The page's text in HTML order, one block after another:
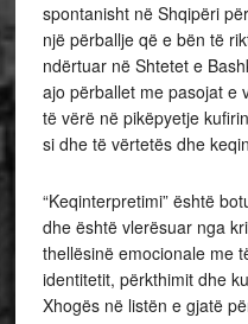
spontanisht në Shqipëri
një përballje që e bën të
ndërtuar në Shtetet e
ajo përballet me pasojat e
të vërë në pikëpyetje
si dhe të vërtetës dhe
“Keqinterpretimi” është
dhe është vlerësuar nga
thellësinë emocionale me
identitetit, përkthimit dhe
Xhogës në listën e gjatë